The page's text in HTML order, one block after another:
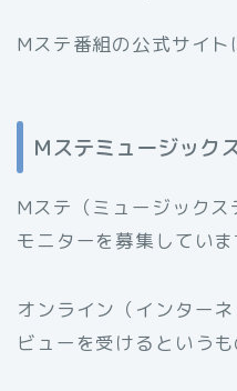
Mステ番組の公式サイト
Mステミュージック
Mステ（ミュージック
モニターを募集していま
オンライン（インター
ビューを受けるというも